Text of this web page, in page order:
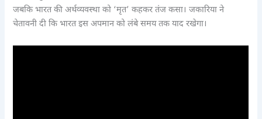
जबकि भारत की अर्थव्यवस्था को ‘मृत’ कहकर तंज कसा। जकारिया ने
चेतावनी दी कि भारत इस अपमान को लंबे समय तक याद रखेगा।